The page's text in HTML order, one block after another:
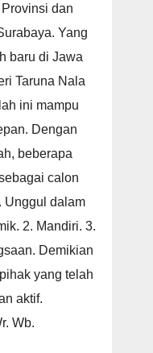
dan
Yang
baru di Jawa
Taruna Nala
ini mampu
Dengan
beberapa
calon
Unggul dalam
2. Mandiri. 3.
Demikian
yang telah
aktif.
Wb.